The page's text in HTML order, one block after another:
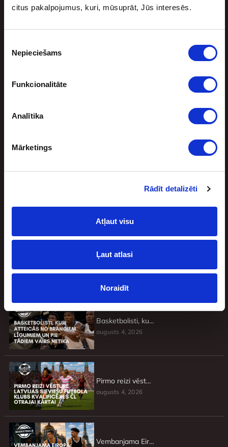
citus pakalpojumus, kuri, mūsuprāt, Jūs interesēs.
izvēle
Nepieciešams
Funkcionalitāte
Analītika
Mārketings
Rādīt detalizēti
Atļaut visu
Ļaut atlasi
Noraidīt
Lēniem soļiem tuvojas jaunā Nacionālās basketbola
paredzēti arī ārpus ASV. Tā būs lieliska […]
Sporta bonuss
BEZRISKA LIKMES UN NAUDAS ATMAKSA
Basketbolisti, kuri atteicās no brangiem līgumiem un pie tādiem vairs netika
augusts 4, 2026
Pirmo reizi vēsturē Latvijas sieviešu futbola klubs kvalificējies ČL otrajai kārtai
augusts 4, 2026
Vembanjama Eiropā: NBA mači jaunajā sezonā, kas nenorisināsies ASV